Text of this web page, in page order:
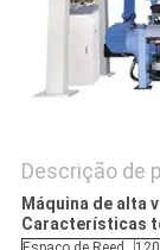
PRIVACY
POLICY
Descrição de
Máquina de alta
Características